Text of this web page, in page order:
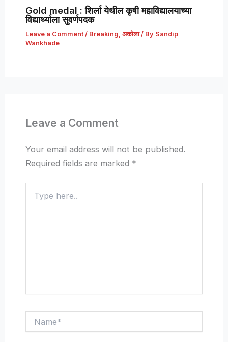
Gold medal : शिर्ला येथील कृषी महाविद्यालयाच्या
विद्यार्थ्याला सुवर्णपदक
Leave a Comment / Breaking, अकोला/ By Sandip
Wankhade
Leave a Comment
Your email address will not be published.
Required fields are marked *
here..